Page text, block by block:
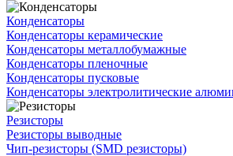
Конденсаторы
Конденсаторы керамические
Конденсаторы металлобумажные
Конденсаторы пленочные
Конденсаторы пусковые
Конденсаторы электролитические
Резисторы
Резисторы выводные
Чип-резисторы (SMD резисторы)